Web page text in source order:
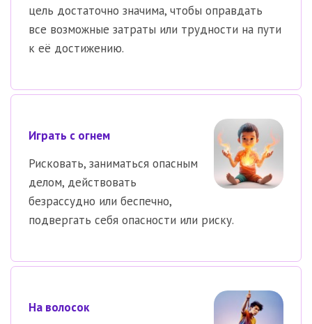
цель достаточно значима, чтобы оправдать
все возможные затраты или трудности на пути
к её достижению.
Играть с огнем
Рисковать, заниматься опасным
делом, действовать
безрассудно или беспечно,
подвергать себя опасности или риску.
На волосок